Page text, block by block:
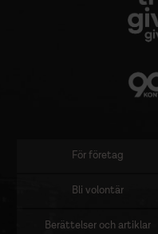
För företag
Bli volontär
Berättelser och artiklar